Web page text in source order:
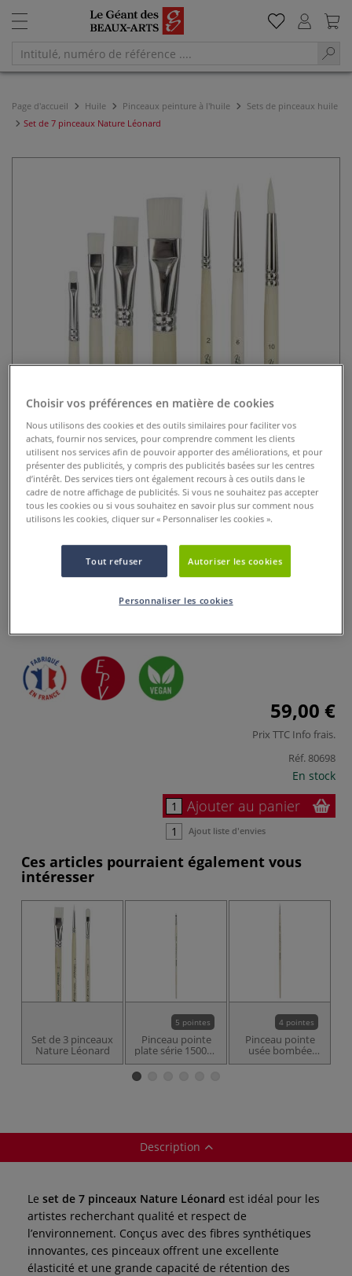
Page d'accueil Huile Pinceaux peinture à l'huile
Sets de pinceaux huile
Set de 7 pinceaux Nature Léonard
Set de 7 pinceaux Nature Léonard
Découvrez le set de 7 pinceaux Nature Léonard, alliant
l’environnement pour une application fluide et précise.
59,00 €
Prix TTC Info frais.
Réf. 80698
En stock
Ajouter au panier
Ajout liste d'envies
Ces articles pourraient également vous
intéresser
Set de 3 pinceaux
Nature Léonard
5 pointes
Pinceau pointe
plate série 1500PL
Nature Léonard
4 pointes
Pinceau pointe
usée bombée
série 1500UB
Description
Le set de 7 pinceaux Nature Léonard est idéal pour les
artistes recherchant qualité et respect de
l’environnement. Conçus avec des fibres synthétiques
innovantes, ces pinceaux offrent une excellente
élasticité et une grande capacité de rétention des
Choisir vos préférences en matière de cookies
Nous utilisons des cookies et des outils similaires pour faciliter vos
achats, fournir nos services, pour comprendre comment les clients
utilisent nos services afin de pouvoir apporter des améliorations, et pour
présenter des publicités, y compris des publicités basées sur les centres
d’intérêt. Des services tiers ont également recours à ces outils dans le
cadre de notre affichage de publicités. Si vous ne souhaitez pas accepter
tous les cookies ou si vous souhaitez en savoir plus sur comment nous
utilisons les cookies, cliquer sur « Personnaliser les cookies ».
Tout refuser Autoriser les cookies
Personnaliser les cookies